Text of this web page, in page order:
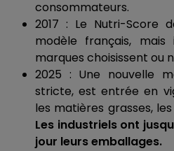
consommateurs.
2017 : Le Nutri-Score
modèle français,
marques choisissent ou
2025 : Une nouvelle
stricte, est entrée en
les matières grasses,
Les industriels ont
jour leurs emballages.